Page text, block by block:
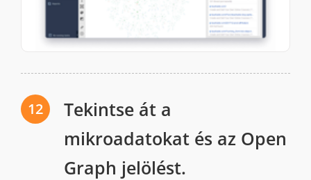
12
Tekintse át a
mikroadatokat és az Open
Graph jelölést.